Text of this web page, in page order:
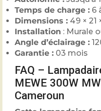
Temps de charge : 6
Dimensions : 49 × 21
Installation : Murale
Angle d’éclairage :
Garantie : 03 mois
FAQ –
MEWE 300W
Cameroun